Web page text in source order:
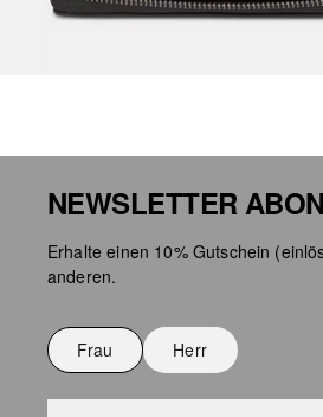
NEWSLETTER
Erhalte einen 10% Gutschein
anderen.
Frau Herr